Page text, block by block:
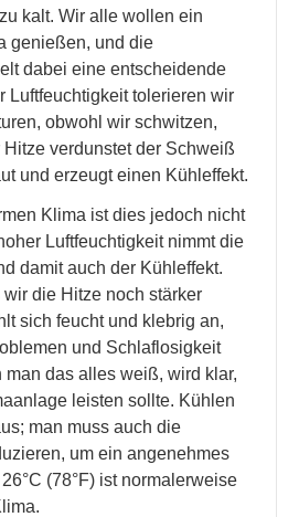
kalt. Wir alle wollen ein
genießen, und die
dabei eine entscheidende
Luftfeuchtigkeit tolerieren wir
obwohl wir schwitzen,
verdunstet der Schweiß
und erzeugt einen Kühleffekt.
Klima ist dies jedoch nicht
Luftfeuchtigkeit nimmt die
damit auch der Kühleffekt.
die Hitze noch stärker
sich feucht und klebrig an,
und Schlaflosigkeit
man das alles weiß, wird klar,
leisten sollte. Kühlen
man muss auch die
um ein angenehmes
(78°F) ist normalerweise